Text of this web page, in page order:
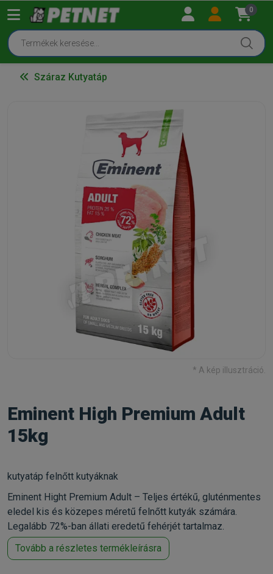
0
Száraz Kutyatáp
* A kép illusztráció.
Eminent High Premium Adult
15kg
kutyatáp felnőtt kutyáknak
Eminent Hight Premium Adult – Teljes értékű, gluténmentes
eledel kis és közepes méretű felnőtt kutyák számára.
Legalább 72%-ban állati eredetű fehérjét tartalmaz.
Tovább a részletes termékleírásra